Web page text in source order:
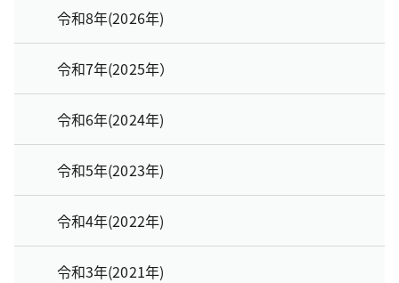
令和8年(2026年)
令和7年(2025年）
令和6年(2024年)
令和5年(2023年)
令和4年(2022年)
令和3年(2021年)